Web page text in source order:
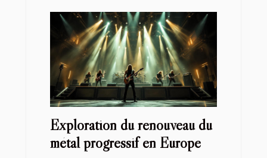
Exploration du renouveau du
métal progressif en Europe